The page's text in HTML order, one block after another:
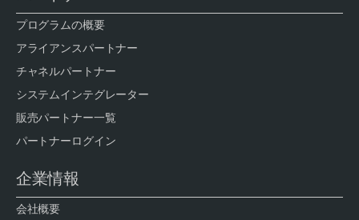
プログラムの概要
アライアンスパートナー
チャネルパートナー
システムインテグレーター
販売パートナー一覧
パートナーログイン
企業情報
会社概要